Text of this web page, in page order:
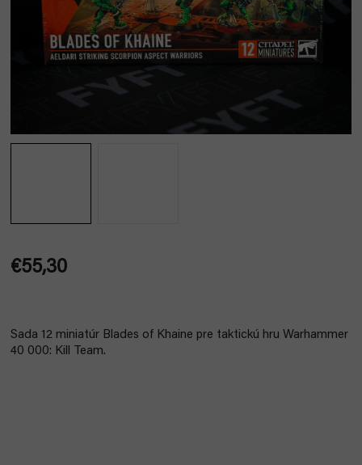
€55,30
Sada 12 miniatúr Blades of Khaine pre taktickú hru Warhammer
40 000: Kill Team.